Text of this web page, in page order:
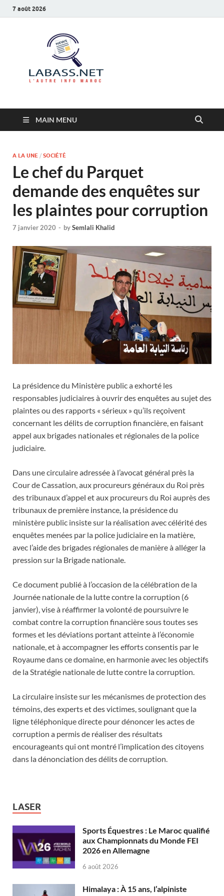
7 août 2026
MAIN MENU
A LA UNE / SOCIÉTÉ
Le chef du Parquet
demande des enquêtes sur
les plaintes pour corruption
7 janvier 2020 - bySemlali Khalid
La présidence du Ministère public a exhorté les
responsables judiciaires à ouvrir des enquêtes au sujet des
plaintes ou des rapports « sérieux » qu’ils reçoivent
concernant les délits de corruption financière, en faisant
appel aux brigades nationales et régionales de la police
judiciaire.
Dans une circulaire adressée à l’avocat général près la
Cour de Cassation, aux procureurs généraux du Roi près
des tribunaux d’appel et aux procureurs du Roi auprès des
tribunaux de première instance, la présidence du
ministère public insiste sur la réalisation avec célérité des
enquêtes menées par la police judiciaire en la matière,
avec l’aide des brigades régionales de manière à alléger la
pression sur la Brigade nationale.
Ce document publié à l’occasion de la célébration de la
Journée nationale de la lutte contre la corruption (6
janvier), vise à réaffirmer la volonté de poursuivre le
combat contre la corruption financière sous toutes ses
formes et les déviations portant atteinte à l’économie
nationale, et à accompagner les efforts consentis par le
Royaume dans ce domaine, en harmonie avec les objectifs
de la Stratégie nationale de lutte contre la corruption.
La circulaire insiste sur les mécanismes de protection des
témoins, des experts et des victimes, soulignant que la
ligne téléphonique directe pour dénoncer les actes de
corruption a permis de réaliser des résultats
encourageants qui ont montré l’implication des citoyens
dans la dénonciation des délits de corruption.
LASER
Sports Équestres : Le Maroc qualifié
aux Championnats du Monde FEI
2026 en Allemagne
6 août 2026
Himalaya : À 15 ans, l’alpiniste